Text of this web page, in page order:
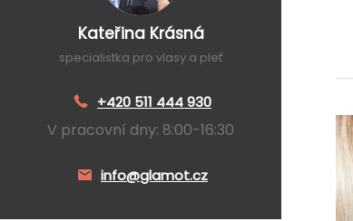
Kateřina Krásná
specialistka pro vlasy a pleť
+420 511 444 930
V pracovní dny: 8:00-16:30
info@glamot.cz